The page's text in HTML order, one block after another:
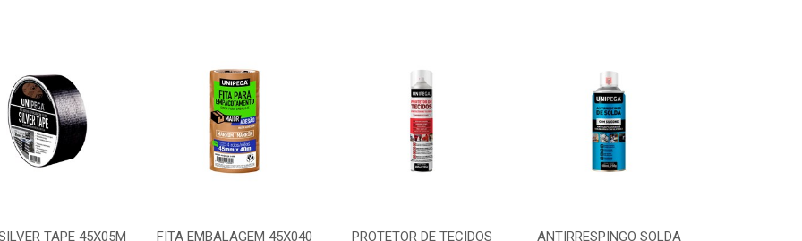
TAPE 45X05M FITA EMBALAGEM 45X040 PROTETOR DE TECIDOS ANTIRRESPINGO SOLDA